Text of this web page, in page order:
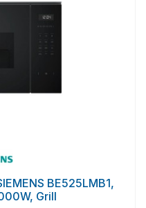
BE525LMB1,
Grill